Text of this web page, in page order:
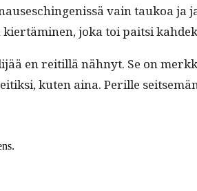
vain taukoa
joka toi pait­si
en reit­il­lä näh­nyt. Se on
kuten aina. Per­ille